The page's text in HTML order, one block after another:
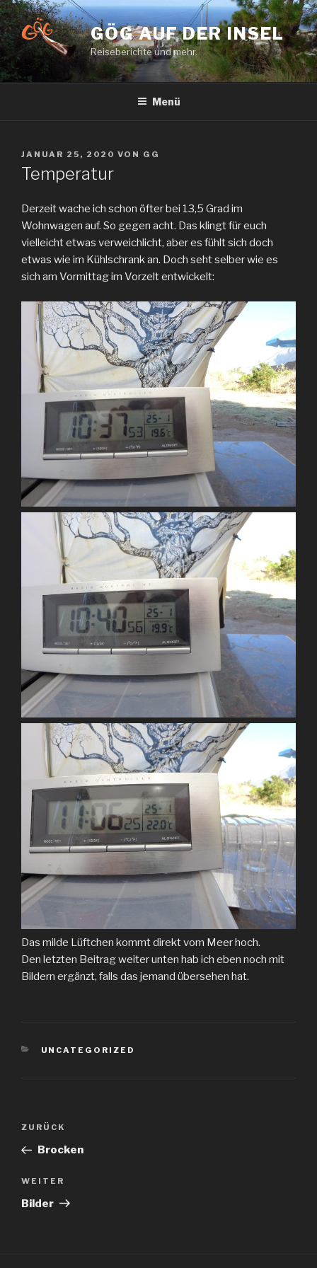
Zum
Inhalt
springen
GÖG AUF DER INSEL
Reiseberichte und mehr.
Menü
VERÖFFENTLICHT
AM
JANUAR 25, 2020 VON GG
Temperatur
Derzeit wache ich schon öfter bei 13,5 Grad im
Wohnwagen auf. So gegen acht. Das klingt für euch
vielleicht etwas verweichlicht, aber es fühlt sich doch
etwas wie im Kühlschrank an. Doch seht selber wie es
sich am Vormittag im Vorzelt entwickelt:
Das milde Lüftchen kommt direkt vom Meer hoch.
Den letzten Beitrag weiter unten hab ich eben noch mit
Bildern ergänzt, falls das jemand übersehen hat.
KATEGORIEN
UNCATEGORIZED
Beitragsnavigation
Vorheriger
Beitrag
ZURÜCK
Brocken
Nächster
Beitrag
WEITER
Bilder